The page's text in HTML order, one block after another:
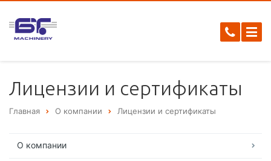
Лицензии и сертификаты
Главная О компании Лицензии и сертификаты
О компании